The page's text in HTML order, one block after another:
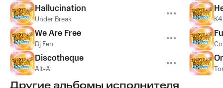
Hallucination
Under Break
We Are Free
Dj Fen
Discotheque
Alt-A